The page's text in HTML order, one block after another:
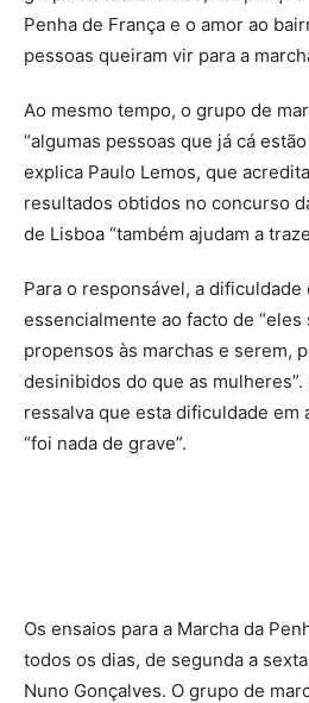
Penha de França e o amor ao
pessoas queiram vir para a
Ao mesmo tempo, o grupo de
“algumas pessoas que já cá
explica Paulo Lemos, que
resultados obtidos no concurso
de Lisboa “também ajudam a
Para o responsável, a
essencialmente ao facto de “eles
propensos às marchas e serem,
desinibidos do que as
ressalva que esta dificuldade em
“foi nada de grave”.
Os ensaios para a Marcha da
todos os dias, de segunda a
Nuno Gonçalves. O grupo de